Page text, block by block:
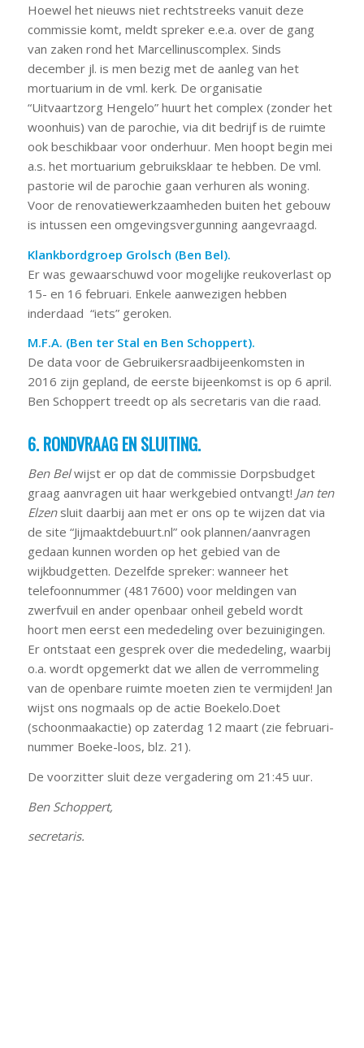
Hoewel het nieuws niet rechtstreeks vanuit deze
commissie komt, meldt spreker e.e.a. over de gang
van zaken rond het Marcellinuscomplex. Sinds
december jl. is men bezig met de aanleg van het
mortuarium in de vml. kerk. De organisatie
“Uitvaartzorg Hengelo” huurt het complex (zonder het
woonhuis) van de parochie, via dit bedrijf is de ruimte
ook beschikbaar voor onderhuur. Men hoopt begin mei
a.s. het mortuarium gebruiksklaar te hebben. De vml.
pastorie wil de parochie gaan verhuren als woning.
Voor de renovatiewerkzaamheden buiten het gebouw
is intussen een omgevingsvergunning aangevraagd.
Klankbordgroep Grolsch (Ben Bel).
Er was gewaarschuwd voor mogelijke reukoverlast op
15- en 16 februari. Enkele aanwezigen hebben
inderdaad “iets” geroken.
M.F.A. (Ben ter Stal en Ben Schoppert).
De data voor de Gebruikersraadbijeenkomsten in
2016 zijn gepland, de eerste bijeenkomst is op 6 april.
Ben Schoppert treedt op als secretaris van die raad.
6. RONDVRAAG EN SLUITING.
Ben Belwijst er op dat de commissie Dorpsbudget
graag aanvragen uit haar werkgebied ontvangt! Jan ten
Elzensluit daarbij aan met er ons op te wijzen dat via
de site “Jijmaaktdebuurt.nl” ook plannen/aanvragen
gedaan kunnen worden op het gebied van de
wijkbudgetten. Dezelfde spreker: wanneer het
telefoonnummer (4817600) voor meldingen van
zwerfvuil en ander openbaar onheil gebeld wordt
hoort men eerst een mededeling over bezuinigingen.
Er ontstaat een gesprek over die mededeling, waarbij
o.a. wordt opgemerkt dat we allen de verrommeling
van de openbare ruimte moeten zien te vermijden! Jan
wijst ons nogmaals op de actie Boekelo.Doet
(schoonmaakactie) op zaterdag 12 maart (zie februari-
nummer Boeke-loos, blz. 21).
De voorzitter sluit deze vergadering om 21:45 uur.
Ben Schoppert,
secretaris.